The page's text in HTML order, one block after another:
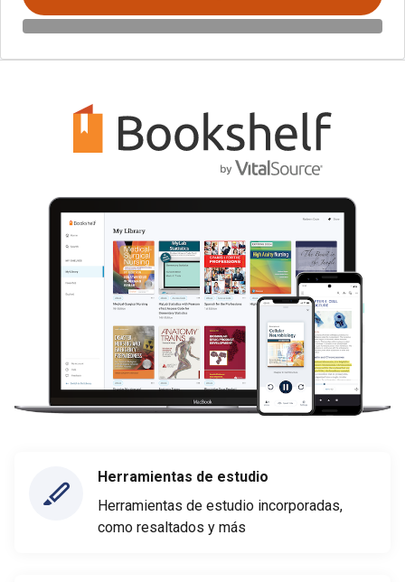
Herramientas de estudio
Herramientas de estudio incorporadas,
como resaltados y más